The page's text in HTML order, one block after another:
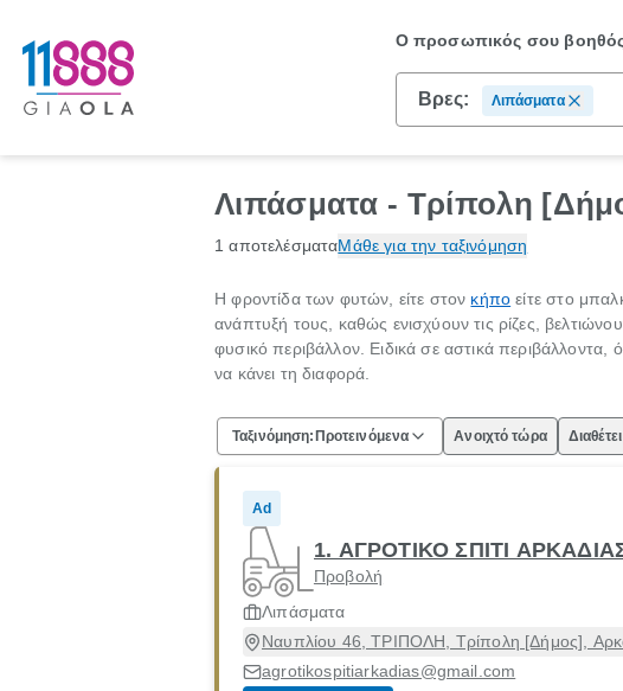
Ο προσωπικός σου
Βρες: Λιπάσματα
Λιπάσματα - Τρίπολη
1 αποτελέσματαΜάθε για την ταξινόμηση
Η φροντίδα των φυτών, είτε στον κήπο είτε στο
ανάπτυξή τους, καθώς ενισχύουν τις ρίζες,
φυσικό περιβάλλον. Ειδικά σε αστικά
να κάνει τη διαφορά.
Ταξινόμηση: Προτεινόμενα Ανοιχτό τώρα
Ad
1. ΑΓΡΟΤΙΚΟ ΣΠΙΤΙ
Προβολή
Λιπάσματα
Ναυπλίου 46, ΤΡΙΠΟΛΗ, Τρίπολη [Δήμος],
agrotikospitiarkadias@gmail.com